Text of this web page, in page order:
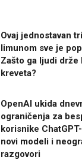
Ovaj jednostavan
limunom sve je
Zašto ga ljudi drže
kreveta?
OpenAI ukida
ograničenja za
korisnike
novi modeli i
razgovori